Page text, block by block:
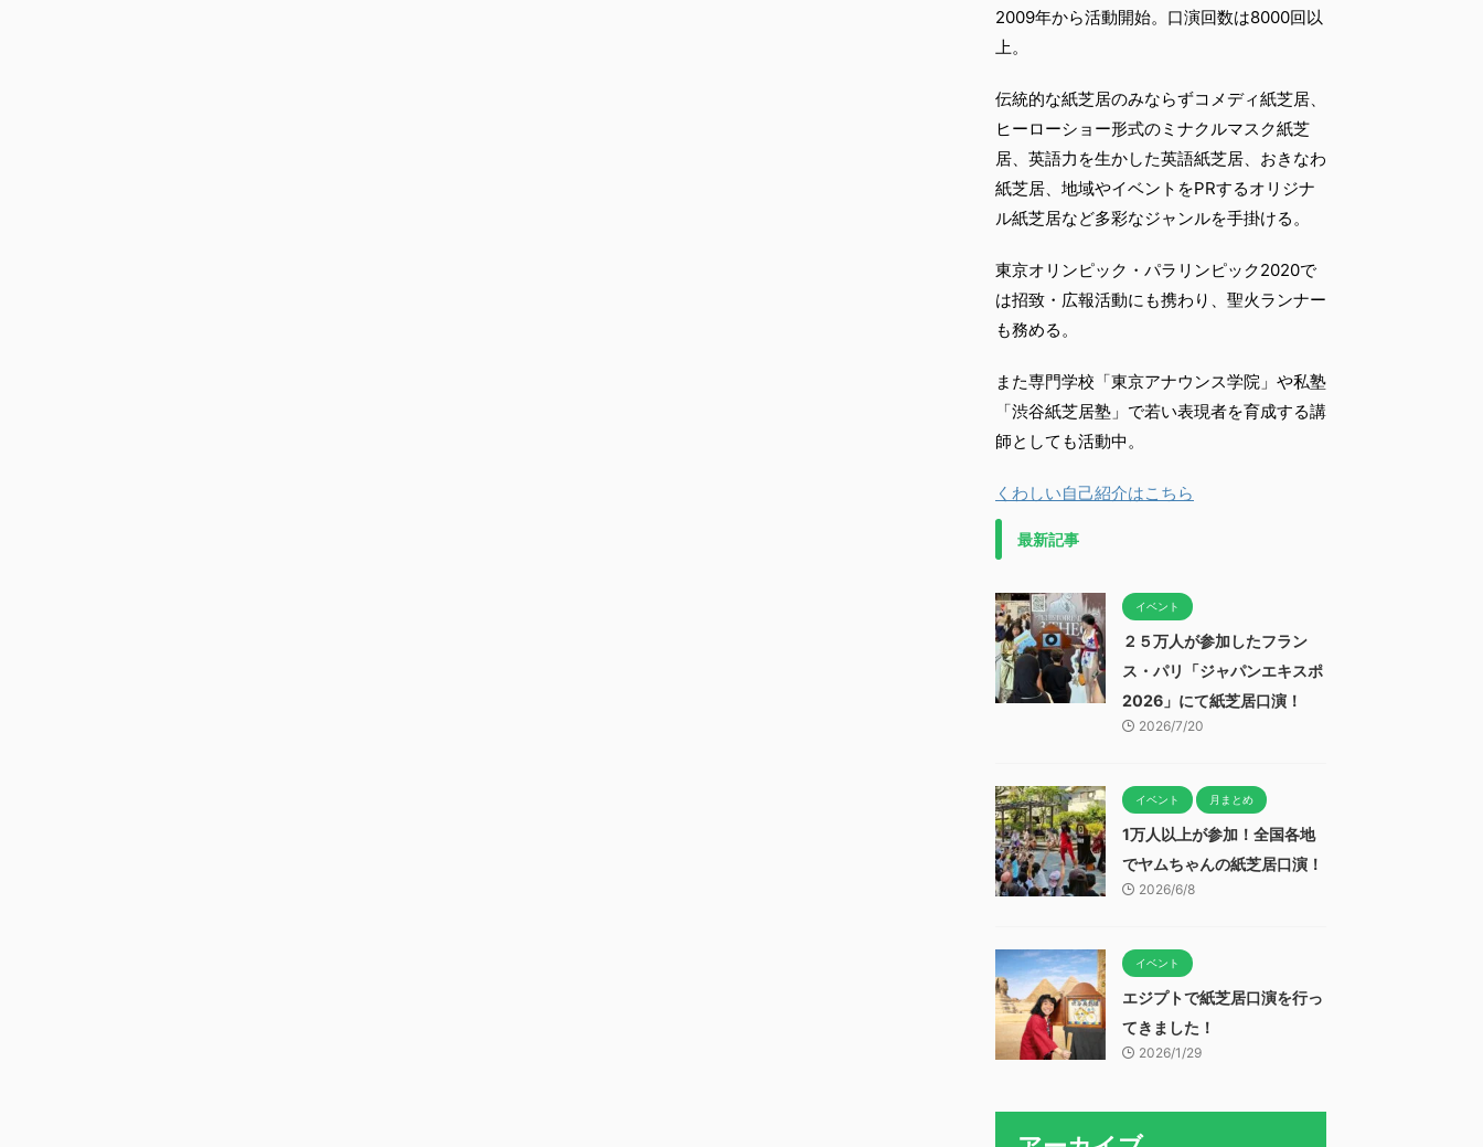
2009年から活動開始。口演回数は8000回以
上。
伝統的な紙芝居のみならずコメディ紙芝居、
ヒーローショー形式のミナクルマスク紙芝
居、英語力を生かした英語紙芝居、おきなわ
紙芝居、地域やイベントをPRするオリジナ
ル紙芝居など多彩なジャンルを手掛ける。
東京オリンピック・パラリンピック2020で
は招致・広報活動にも携わり、聖火ランナー
も務める。
また専門学校「東京アナウンス学院」や私塾
「渋谷紙芝居塾」で若い表現者を育成する講
師としても活動中。
くわしい自己紹介はこちら
最新記事
イベント
２５万人が参加したフラン
ス・パリ「ジャパンエキスポ
2026」にて紙芝居口演！
2026/7/20
イベント 月まとめ
1万人以上が参加！全国各地
でヤムちゃんの紙芝居口演！
2026/6/8
イベント
エジプトで紙芝居口演を行っ
てきました！
2026/1/29